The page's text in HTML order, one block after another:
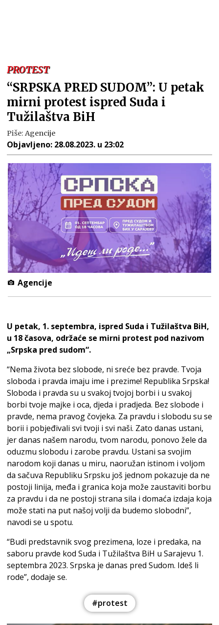
PROTEST
“SRPSKA PRED SUDOM”: U petak
mirni protest ispred Suda i
Tužilaštva BiH
Piše: Agencije
Objavljeno: 28.08.2023. u 23:02
Agencije
U petak, 1. septembra, ispred Suda i Tužilaštva BiH,
u 18 časova, održaće se mirni protest pod nazivom
„Srpska pred sudom“.
“Nema života bez slobode, ni sreće bez pravde. Tvoja
sloboda i pravda imaju ime i prezime! Republika Srpska!
Sloboda i pravda su u svakoj tvojoj borbi i u svakoj
borbi tvoje majke i oca, djeda i pradjeda. Bez slobode i
pravde, nema pravog čovjeka. Za pravdu i slobodu su se
borii i pobjeđivali svi tvoji i svi naši. Zato danas ustani,
jer danas našem narodu, tvom narodu, ponovo žele da
oduzmu slobodu i zarobe pravdu. Ustani sa svojim
narodom koji danas u miru, naoružan istinom i voljom
da sačuva Republiku Srpsku još jednom pokazuje da ne
postoji linija, međa i granica koja može zaustaviti borbu
za pravdu i da ne postoji strana sila i domaća izdaja koja
može stati na put našoj volji da budemo slobodni”,
navodi se u spotu.
“Budi predstavnik svog prezimena, loze i predaka, na
saboru pravde kod Suda i Tužilaštva BiH u Sarajevu 1.
septembra 2023. Srpska je danas pred Sudom. Ideš li
rode”, dodaje se.
#protest